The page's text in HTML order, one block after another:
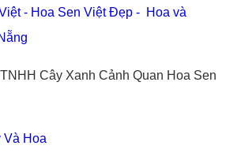
- Hoa Sen Việt Đẹp - Hoa và
Cây Xanh Cảnh Quan Hoa Sen
Và Hoa